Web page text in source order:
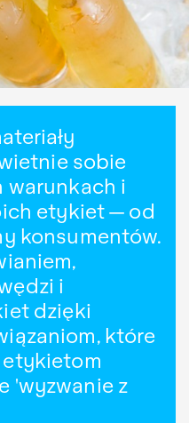
sobie
warunkach i
etykiet — od
konsumentów.
i
dzięki
które
'wyzwanie z